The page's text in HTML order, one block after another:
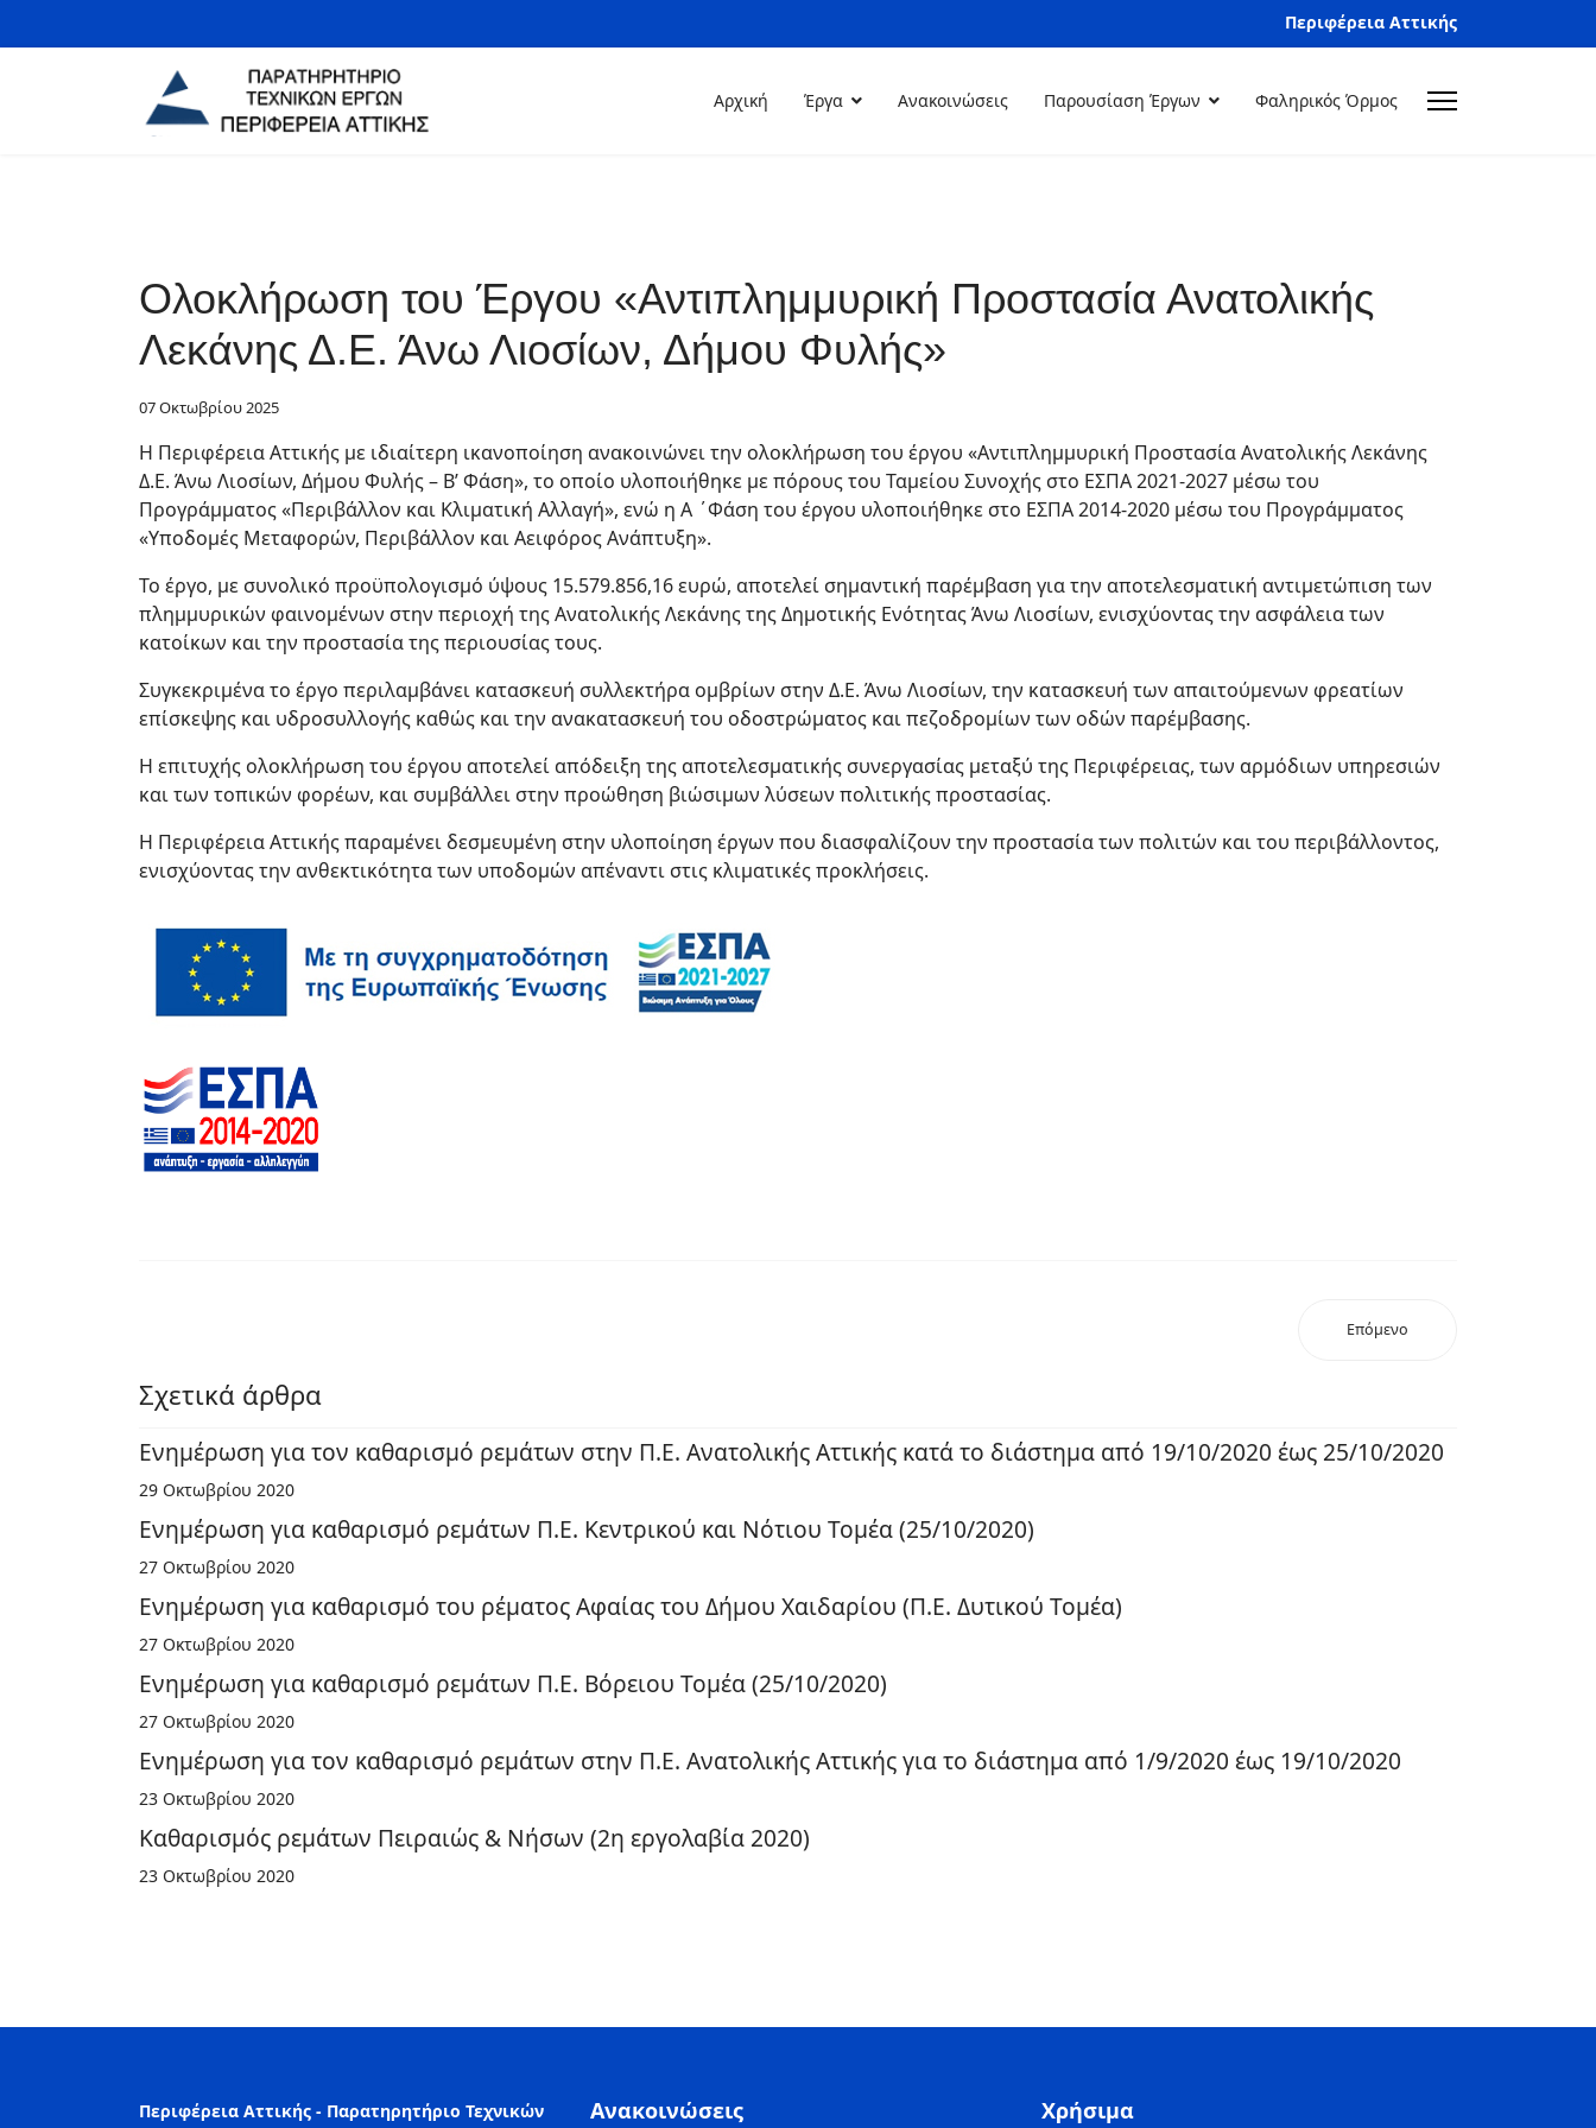
Περιφέρεια Αττικής
Αρχική Έργα Ανακοινώσεις Παρουσίαση Έργων Φαληρικός Όρμος
Ολοκλήρωση του Έργου «Αντιπλημμυρική Προστασία Ανατολικής
Λεκάνης Δ.Ε. Άνω Λιοσίων, Δήμου Φυλής»
07 Οκτωβρίου 2025
Η Περιφέρεια Αττικής με ιδιαίτερη ικανοποίηση ανακοινώνει την ολοκλήρωση του έργου «Αντιπλημμυρική Προστασία Ανατολικής Λεκάνης
Δ.Ε. Άνω Λιοσίων, Δήμου Φυλής – Β’ Φάση», το οποίο υλοποιήθηκε με πόρους του Ταμείου Συνοχής στο ΕΣΠΑ 2021-2027 μέσω του
Προγράμματος «Περιβάλλον και Κλιματική Αλλαγή», ενώ η Α ΄Φάση του έργου υλοποιήθηκε στο ΕΣΠΑ 2014-2020 μέσω του Προγράμματος
«Υποδομές Μεταφορών, Περιβάλλον και Αειφόρος Ανάπτυξη».
Το έργο, με συνολικό προϋπολογισμό ύψους 15.579.856,16 ευρώ, αποτελεί σημαντική παρέμβαση για την αποτελεσματική αντιμετώπιση των
πλημμυρικών φαινομένων στην περιοχή της Ανατολικής Λεκάνης της Δημοτικής Ενότητας Άνω Λιοσίων, ενισχύοντας την ασφάλεια των
κατοίκων και την προστασία της περιουσίας τους.
Συγκεκριμένα το έργο περιλαμβάνει κατασκευή συλλεκτήρα ομβρίων στην Δ.Ε. Άνω Λιοσίων, την κατασκευή των απαιτούμενων φρεατίων
επίσκεψης και υδροσυλλογής καθώς και την ανακατασκευή του οδοστρώματος και πεζοδρομίων των οδών παρέμβασης.
Η επιτυχής ολοκλήρωση του έργου αποτελεί απόδειξη της αποτελεσματικής συνεργασίας μεταξύ της Περιφέρειας, των αρμόδιων υπηρεσιών
και των τοπικών φορέων, και συμβάλλει στην προώθηση βιώσιμων λύσεων πολιτικής προστασίας.
Η Περιφέρεια Αττικής παραμένει δεσμευμένη στην υλοποίηση έργων που διασφαλίζουν την προστασία των πολιτών και του περιβάλλοντος,
ενισχύοντας την ανθεκτικότητα των υποδομών απέναντι στις κλιματικές προκλήσεις.
Επόμενο
Σχετικά άρθρα
Ενημέρωση για τον καθαρισμό ρεμάτων στην Π.Ε. Ανατολικής Αττικής κατά το διάστημα από 19/10/2020 έως 25/10/2020
29 Οκτωβρίου 2020
Ενημέρωση για καθαρισμό ρεμάτων Π.Ε. Κεντρικού και Νότιου Τομέα (25/10/2020)
27 Οκτωβρίου 2020
Ενημέρωση για καθαρισμό του ρέματος Αφαίας του Δήμου Χαιδαρίου (Π.Ε. Δυτικού Τομέα)
27 Οκτωβρίου 2020
Ενημέρωση για καθαρισμό ρεμάτων Π.Ε. Βόρειου Τομέα (25/10/2020)
27 Οκτωβρίου 2020
Ενημέρωση για τον καθαρισμό ρεμάτων στην Π.Ε. Ανατολικής Αττικής για το διάστημα από 1/9/2020 έως 19/10/2020
23 Οκτωβρίου 2020
Καθαρισμός ρεμάτων Πειραιώς & Νήσων (2η εργολαβία 2020)
23 Οκτωβρίου 2020
Περιφέρεια Αττικής - Παρατηρητήριο Τεχνικών
Ανακοινώσεις Χρήσιμα